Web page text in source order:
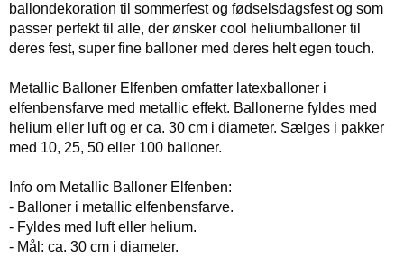
ballondekoration til sommerfest og fødselsdagsfest og som
passer perfekt til alle, der ønsker cool heliumballoner til
deres fest, super fine balloner med deres helt egen touch.
Metallic Balloner Elfenben omfatter latexballoner i
elfenbensfarve med metallic effekt. Ballonerne fyldes med
helium eller luft og er ca. 30 cm i diameter. Sælges i pakker
med 10, 25, 50 eller 100 balloner.
Info om Metallic Balloner Elfenben:
- Balloner i metallic elfenbensfarve.
- Fyldes med luft eller helium.
- Mål: ca. 30 cm i diameter.